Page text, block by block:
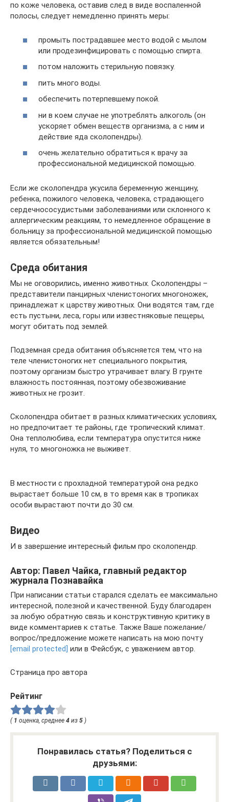
по коже человека, оставив след в виде воспаленной
полосы, следует немедленно принять меры:
промыть пострадавшее место водой с мылом
или продезинфицировать с помощью спирта.
потом наложить стерильную повязку.
пить много воды.
обеспечить потерпевшему покой.
ни в коем случае не употреблять алкоголь (он
ускоряет обмен веществ организма, а с ним и
действие яда сколопендры).
очень желательно обратиться к врачу за
профессиональной медицинской помощью.
Если же сколопендра укусила беременную женщину,
ребенка, пожилого человека, человека, страдающего
сердечнососудистыми заболеваниями или склонного к
аллергическим реакциям, то немедленное обращение в
больницу за профессиональной медицинской помощью
является обязательным!
Среда обитания
Мы не оговорились, именно животных. Сколопендры –
представители панцирных членистоногих многоножек,
принадлежат к царству животных. Они водятся там, где
есть пустыни, леса, горы или известняковые пещеры,
могут обитать под землей.
Подземная среда обитания объясняется тем, что на
теле членистоногих нет специального покрытия,
поэтому организм быстро утрачивает влагу. В грунте
влажность постоянная, поэтому обезвоживание
животных не грозит.
Сколопендра обитает в разных климатических условиях,
но предпочитает те районы, где тропический климат.
Она теплолюбива, если температура опустится ниже
нуля, то многоножка не выживет.
В местности с прохладной температурой она редко
вырастает больше 10 см, в то время как в тропиках
особи вырастают почти до 30 см.
Видео
И в завершение интересный фильм про сколопендр.
Автор: Павел Чайка, главный редактор
журнала Познавайка
При написании статьи старался сделать ее максимально
интересной, полезной и качественной. Буду благодарен
за любую обратную связь и конструктивную критику в
виде комментариев к статье. Также Ваше пожелание/
вопрос/предложение можете написать на мою почту
[email protected] или в Фейсбук, с уважением автор.
Страница про автора
Рейтинг
( 1 оценка, среднее 4 из 5 )
Понравилась статья? Поделиться с
друзьями: